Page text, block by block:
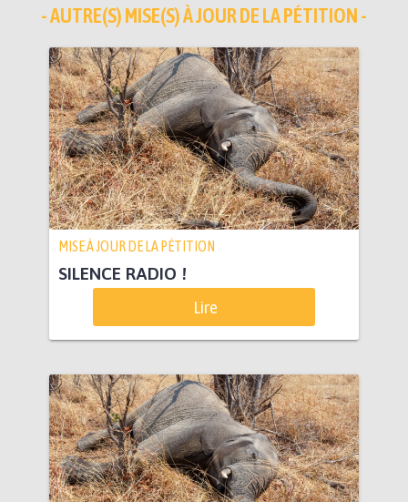
- AUTRE(S) MISE(S) À JOUR DE LA PÉTITION -
MISE À JOUR DE LA PÉTITION
SILENCE RADIO !
Lire